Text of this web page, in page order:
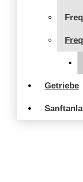
Getriebe